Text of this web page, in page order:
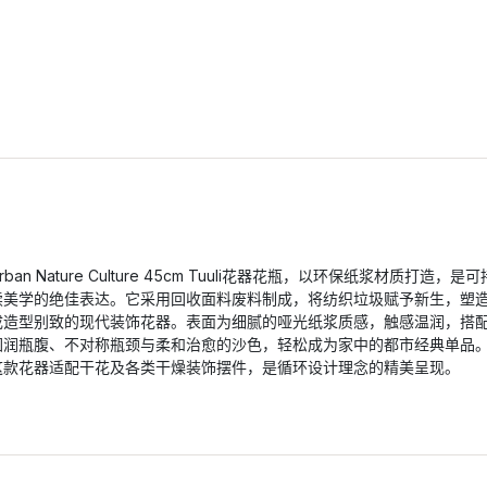
Nature Culture 45cm Tuuli花器花瓶，以环保纸浆材质打造，是可
美学的绝佳表达。它采用回收面料废料制成，将纺织垃圾赋予新生，塑
造型别致的现代装饰花器。表面为细腻的哑光纸浆质感，触感温润，搭
润瓶腹、不对称瓶颈与柔和治愈的沙色，轻松成为家中的都市经典单品。
花器适配干花及各类干燥装饰摆件，是循环设计理念的精美呈现。